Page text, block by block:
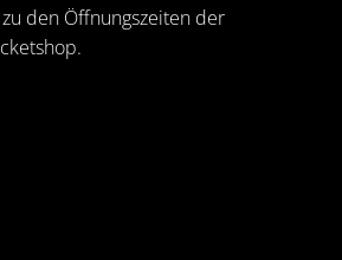
den Öffnungszeiten der